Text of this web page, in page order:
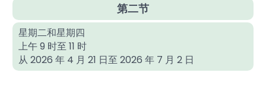
第二节
星期二和星期四
上午 9 时至 11 时
从 2026 年 4 月 21 日至 2026 年 7 月 2 日